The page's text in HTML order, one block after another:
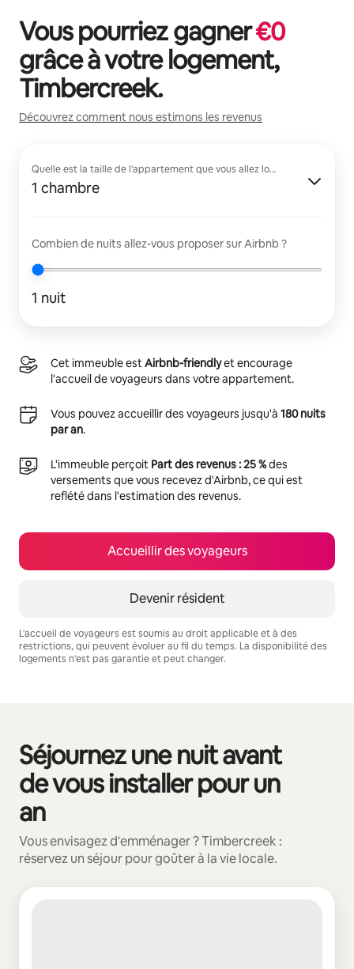
Vous pourriez gagner€0
grâce à votre logement,
Timbercreek.
Découvrez comment nous estimons les revenus
Quelle est la taille de l'appartement que vous allez louer ?
1 chambre
Combien de nuits allez-vous proposer sur Airbnb ?
1 nuit
Cet immeuble estAirbnb-friendlyet encourage
l'accueil de voyageurs dans votre appartement.
Vous pouvez accueillir des voyageurs jusqu'à 180 nuits
par an.
L'immeuble perçoit Part des revenus : 25 %des
versements que vous recevez d'Airbnb, ce qui est
reflété dans l'estimation des revenus.
Accueillir des voyageurs
Devenir résident
L'accueil de voyageurs est soumis au droit applicable et à des
restrictions, qui peuvent évoluer au fil du temps. La disponibilité des
logements n'est pas garantie et peut changer.
Séjournez une nuit avant
de vous installer pour un
an
Vous envisagez d'emménager ? Timbercreek :
réservez un séjour pour goûter à la vie locale.
0 sur 0 élément visible